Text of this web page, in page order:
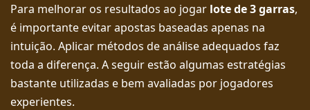
Para melhorar os resultados ao jogar lote de 3 garras,
é importante evitar apostas baseadas apenas na
intuição. Aplicar métodos de análise adequados faz
toda a diferença. A seguir estão algumas estratégias
bastante utilizadas e bem avaliadas por jogadores
experientes.